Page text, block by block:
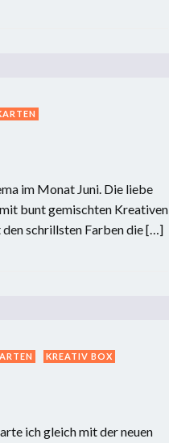
im Monat Juni. Die liebe
bunt gemischten Kreativen
schrillsten Farben die […]
KREATIV BOX
ich gleich mit der neuen